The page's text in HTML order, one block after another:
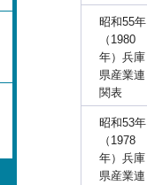
昭和55年
（1980
年）兵庫
県産業連
関表
昭和53年
（1978
年）兵庫
県産業連